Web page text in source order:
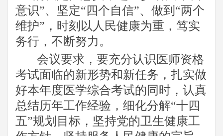
意识”、坚定“四个自信”、做到 “两个
维护” ，时刻以人民健康为重，笃实
务行，不断努力。
会议要求，要充分认识医师资格
考试面临的新形势和新任务，扎实做
好本年度医学综合考试的同时，认真
总结历年工作经验，细化分解“十四
五”规划目标，坚持党的卫生健康工